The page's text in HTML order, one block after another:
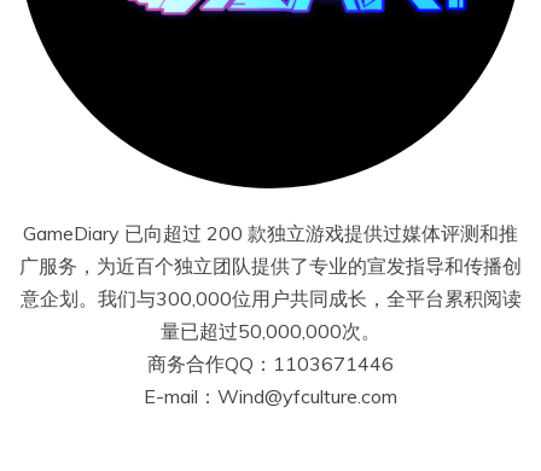
GameDiary 已向超过 200 款独立游戏提供过媒体评测和推
广服务，为近百个独立团队提供了专业的宣发指导和传播创
意企划。我们与300,000位用户共同成长，全平台累积阅读
量已超过50,000,000次。
商务合作QQ：1103671446
E-mail：Wind@yfculture.com